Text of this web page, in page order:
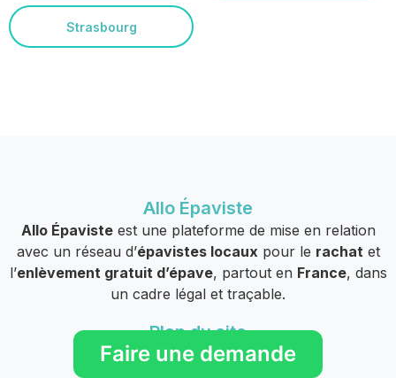
Strasbourg
Allo Épaviste
Allo Épavisteest une plateforme de mise en relation
avec un réseau d’épavistes locauxpour le rachatet
l’enlèvement gratuit d’épave, partout en France, dans
un cadre légal et traçable.
Plan du site
Accueil
Faire une demande